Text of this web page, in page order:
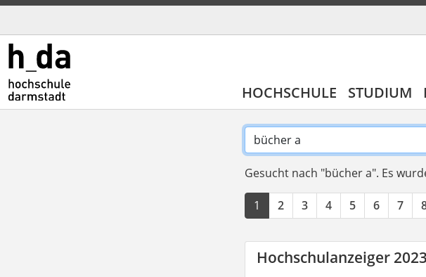
HOCHSCHULE STUDIUM
Gesucht nach "bücher a". Es
1 2 3 4 5 6 7
Hochschulanzeiger 2023